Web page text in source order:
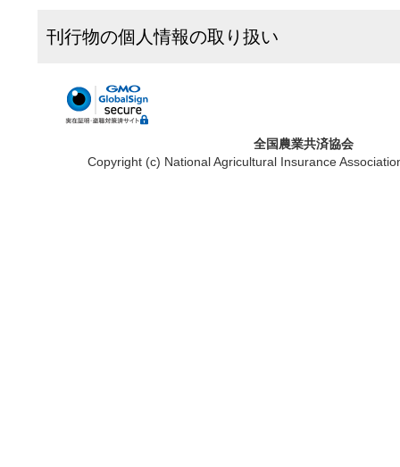
刊行物の個人情報の取り扱い
全国農業共済協会
Copyright (c) National Agricultural Insurance